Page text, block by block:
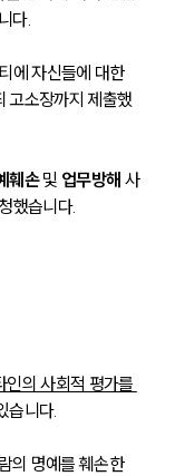
다.
에 자신들에 대한
고소장까지 제출했
훼손 및 업무방해 사
했습니다.
인의 사회적 평가를
습니다.
의 명예를 훼손한